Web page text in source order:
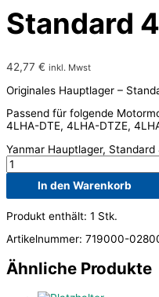
Standard
42,77 € inkl. Mwst
Originales Hauptlager –
Passend für folgende
4LHA-DTE, 4LHA-DTZE,
Yanmar Hauptlager, Standard
In den Warenkorb
Produkt enthält: 1 Stk.
Artikelnummer: 719000-
Ähnliche Produkte